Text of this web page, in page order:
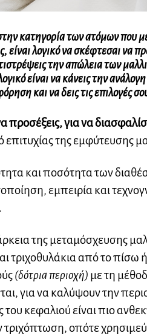
κατηγορία των ατόμων που
, είναι λογικό να σκέφτεσαι να
την απώλεια των
είναι να κάνεις την
και να δεις τις επιλογές
προσέξεις, για να
επιτυχίας της εμφύτευσης
και ποσότητα των
εμπειρία και
της μεταμόσχευσης
τριχοθυλάκια από το πίσω
(δότρια περιοχή) με τη
για να καλύψουν την
κεφαλιού είναι πιο
οπότε